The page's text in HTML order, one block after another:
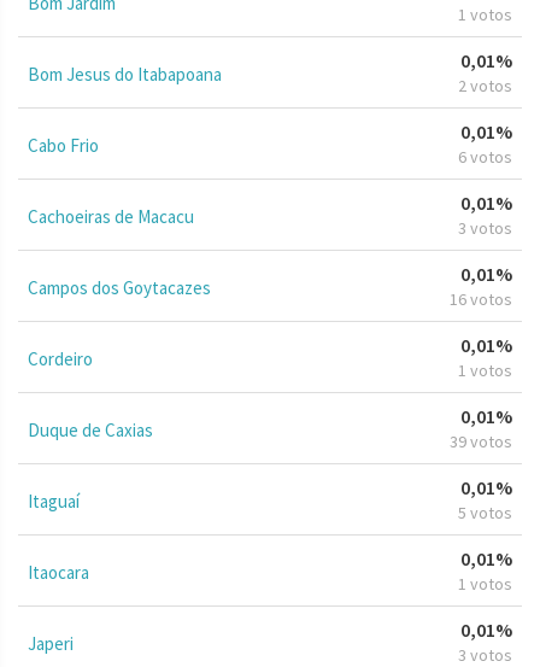
1 votos
Bom Jesus do Itabapoana
0,01%
2 votos
Cabo Frio
0,01%
6 votos
Cachoeiras de Macacu
0,01%
3 votos
Campos dos Goytacazes
0,01%
16 votos
Cordeiro
0,01%
1 votos
Duque de Caxias
0,01%
39 votos
Itaguaí
0,01%
5 votos
Itaocara
0,01%
1 votos
Japeri
0,01%
3 votos